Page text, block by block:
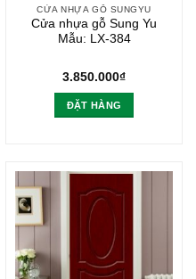
CỬA NHỰA GỖ SUNGYU
Cửa nhựa gỗ Sung Yu
Mẫu: LX-384
3.850.000₫
ĐẶT HÀNG